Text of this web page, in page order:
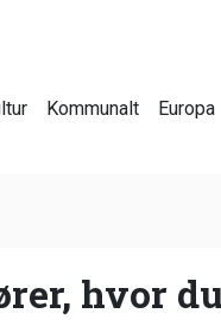
Kommunalt Europa
hvor